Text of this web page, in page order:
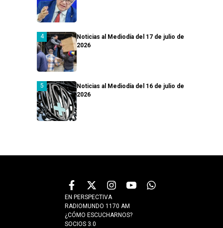
Noticias al Mediodía del 17 de julio de
2026
Noticias al Mediodía del 16 de julio de
2026
EN PERSPECTIVA
RADIOMUNDO 1170 AM
¿CÓMO ESCUCHARNOS?
SOCIOS 3.0